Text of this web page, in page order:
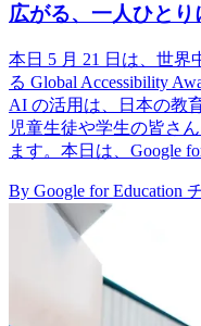
広がる、一人ひと
本日 5 月 21 日は、世界
る Global Accessibility
AI の活用は、日本の教
児童生徒や学生の皆さ
ます。本日は、Google
By Google for Education